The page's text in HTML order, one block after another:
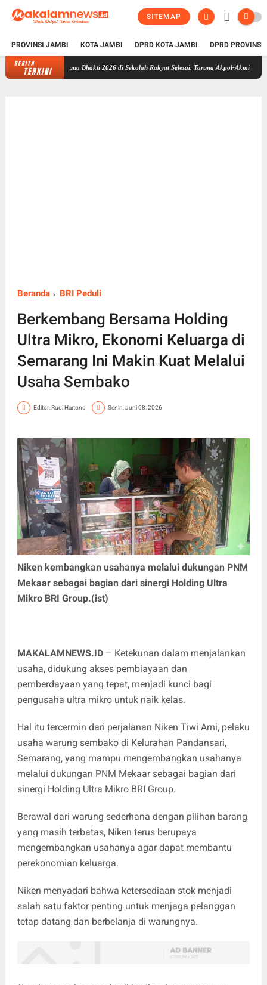
SITEMAP
PROVINSI JAMBI KOTA JAMBI DPRD KOTA JAMBI DPRD
BERITA
TERKINI
Taruna Bhakti 2026 di Sekolah Rakyat Selesai, Taruna Akpol-Akmil Tinggalkan
Beranda BRI Peduli
Berkembang Bersama Holding
Ultra Mikro, Ekonomi Keluarga di
Semarang Ini Makin Kuat Melalui
Usaha Sembako
Editor: Rudi Hartono Senin, Juni 08, 2026
Niken kembangkan usahanya melalui dukungan PNM
Mekaar sebagai bagian dari sinergi Holding Ultra
Mikro BRI Group.(ist)
MAKALAMNEWS.ID– Ketekunan dalam menjalankan
usaha, didukung akses pembiayaan dan
pemberdayaan yang tepat, menjadi kunci bagi
pengusaha ultra mikro untuk naik kelas.
Hal itu tercermin dari perjalanan Niken Tiwi Arni, pelaku
usaha warung sembako di Kelurahan Pandansari,
Semarang, yang mampu mengembangkan usahanya
melalui dukungan PNM Mekaar sebagai bagian dari
sinergi Holding Ultra Mikro BRI Group.
Berawal dari warung sederhana dengan pilihan barang
yang masih terbatas, Niken terus berupaya
mengembangkan usahanya agar dapat membantu
perekonomian keluarga.
Niken menyadari bahwa ketersediaan stok menjadi
salah satu faktor penting untuk menjaga pelanggan
tetap datang dan berbelanja di warungnya.